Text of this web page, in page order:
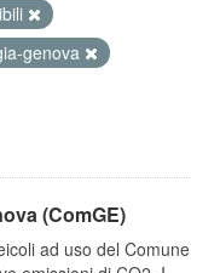
genova
(ComGE)
ad uso del Comune